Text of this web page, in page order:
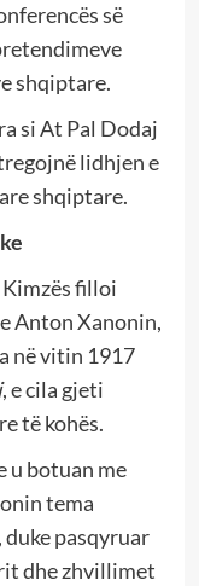
së
shqiptare.
si At Pal Dodaj
lidhjen e
shqiptare.
filloi
Anton Xanonin,
në vitin 1917
, e cila gjeti
të kohës.
u botuan me
tema
pasqyruar
dhe zhvillimet